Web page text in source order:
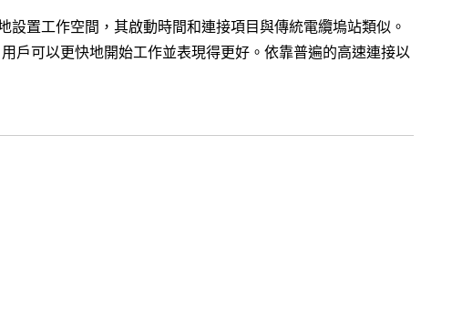
置工作空間，其啟動時間和連接項目與傳統電纜塢站類似。
戶可以更快地開始工作並表現得更好。依靠普遍的高速連接以